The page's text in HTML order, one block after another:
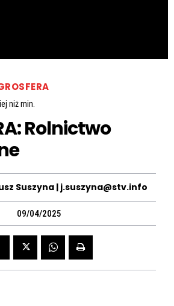
niżmin.
Rolnictwo
Suszyna | j.suszyna@stv.info
09/04/2025